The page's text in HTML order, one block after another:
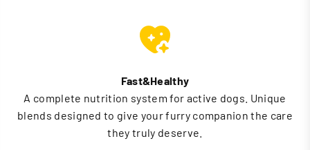
Fast&Healthy
A complete nutrition system for active dogs. Unique
blends designed to give your furry companion the care
they truly deserve.